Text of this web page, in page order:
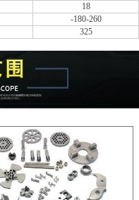
18
-180-260
325